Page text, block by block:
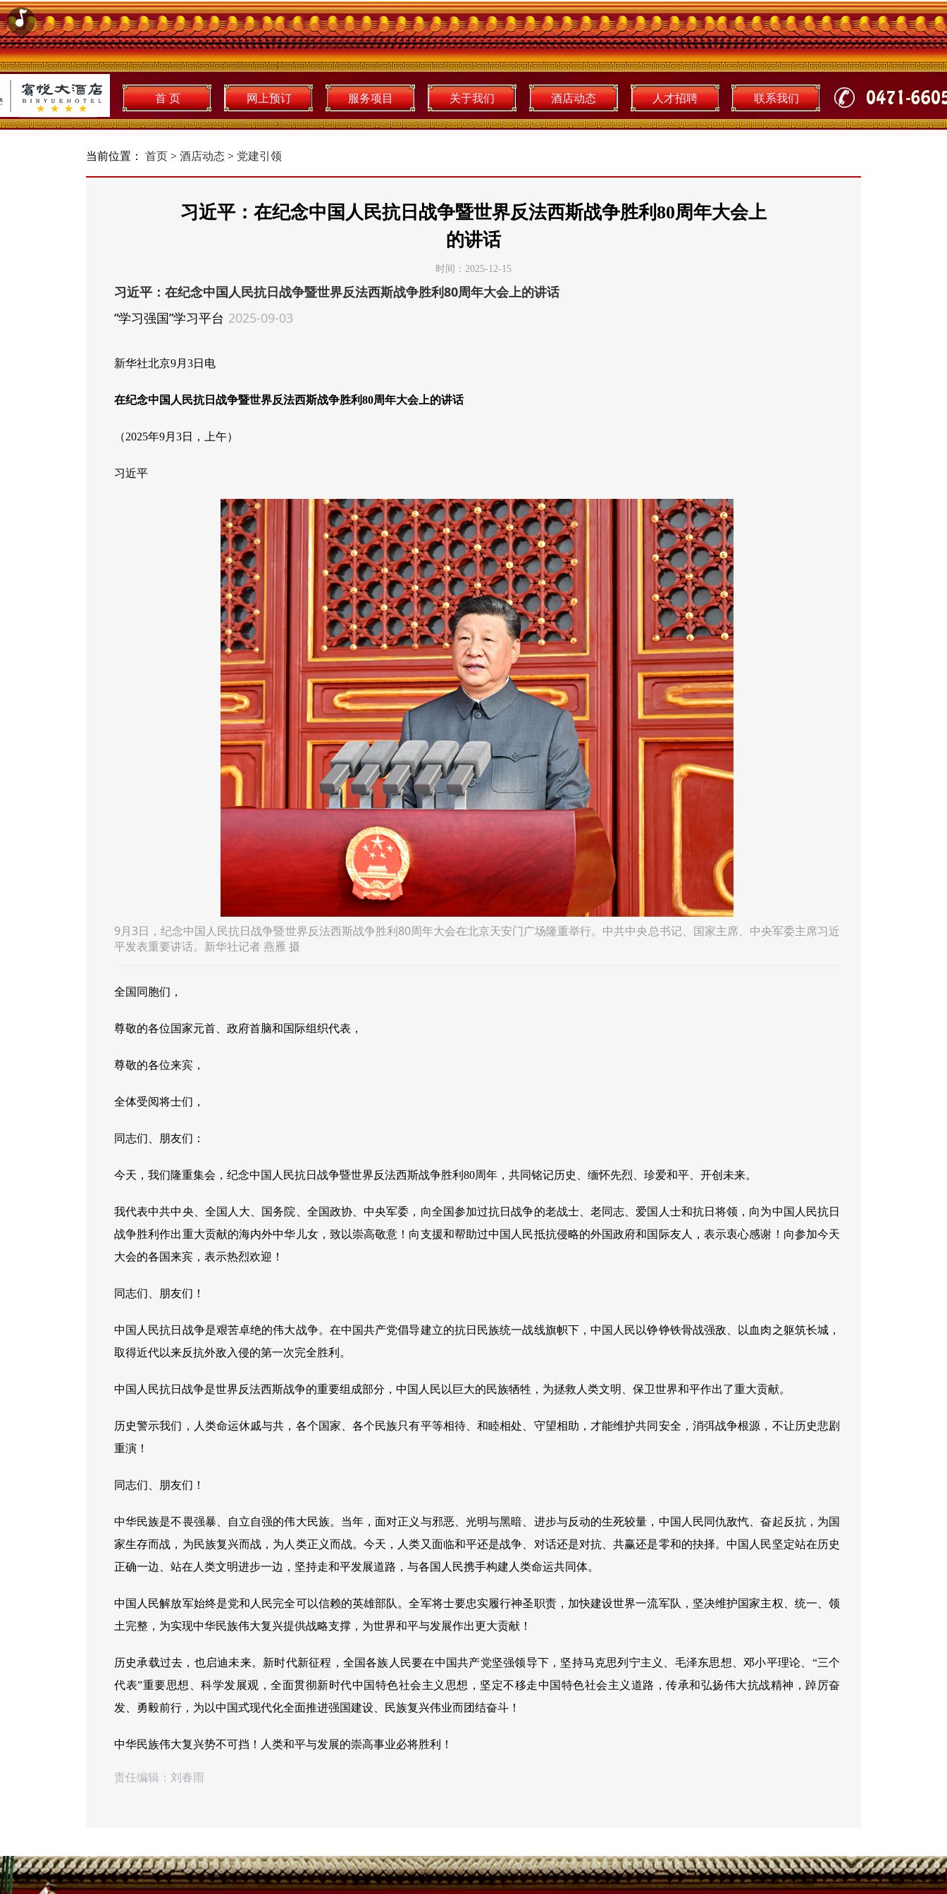
首 页 网上预订 服务项目 关于我们 酒店动态 人才招聘 联系我们
当前位置： 首页 > 酒店动态 > 党建引领
习近平：在纪念中国人民抗日战争暨世界反法西斯战争胜利80周年大会上
的讲话
时间：2025-12-15
习近平：在纪念中国人民抗日战争暨世界反法西斯战争胜利80周年大会上的讲话
“学习强国”学习平台 2025-09-03
新华社北京9月3日电
在纪念中国人民抗日战争暨世界反法西斯战争胜利80周年大会上的讲话
（2025年9月3日，上午）
习近平
9月3日，纪念中国人民抗日战争暨世界反法西斯战争胜利80周年大会在北京天安门广场隆重举行。中共中央总书记、国家主席、中央军委主席习近
平发表重要讲话。新华社记者 燕雁 摄
全国同胞们，
尊敬的各位国家元首、政府首脑和国际组织代表，
尊敬的各位来宾，
全体受阅将士们，
同志们、朋友们：
今天，我们隆重集会，纪念中国人民抗日战争暨世界反法西斯战争胜利80周年，共同铭记历史、缅怀先烈、珍爱和平、开创未来。
我代表中共中央、全国人大、国务院、全国政协、中央军委，向全国参加过抗日战争的老战士、老同志、爱国人士和抗日将领，向为中国人民抗日
战争胜利作出重大贡献的海内外中华儿女，致以崇高敬意！向支援和帮助过中国人民抵抗侵略的外国政府和国际友人，表示衷心感谢！向参加今天
大会的各国来宾，表示热烈欢迎！
同志们、朋友们！
中国人民抗日战争是艰苦卓绝的伟大战争。在中国共产党倡导建立的抗日民族统一战线旗帜下，中国人民以铮铮铁骨战强敌、以血肉之躯筑长城，
取得近代以来反抗外敌入侵的第一次完全胜利。
中国人民抗日战争是世界反法西斯战争的重要组成部分，中国人民以巨大的民族牺牲，为拯救人类文明、保卫世界和平作出了重大贡献。
历史警示我们，人类命运休戚与共，各个国家、各个民族只有平等相待、和睦相处、守望相助，才能维护共同安全，消弭战争根源，不让历史悲剧
重演！
同志们、朋友们！
中华民族是不畏强暴、自立自强的伟大民族。当年，面对正义与邪恶、光明与黑暗、进步与反动的生死较量，中国人民同仇敌忾、奋起反抗，为国
家生存而战，为民族复兴而战，为人类正义而战。今天，人类又面临和平还是战争、对话还是对抗、共赢还是零和的抉择。中国人民坚定站在历史
正确一边、站在人类文明进步一边，坚持走和平发展道路，与各国人民携手构建人类命运共同体。
中国人民解放军始终是党和人民完全可以信赖的英雄部队。全军将士要忠实履行神圣职责，加快建设世界一流军队，坚决维护国家主权、统一、领
土完整，为实现中华民族伟大复兴提供战略支撑，为世界和平与发展作出更大贡献！
历史承载过去，也启迪未来。新时代新征程，全国各族人民要在中国共产党坚强领导下，坚持马克思列宁主义、毛泽东思想、邓小平理论、“三个
代表”重要思想、科学发展观，全面贯彻新时代中国特色社会主义思想，坚定不移走中国特色社会主义道路，传承和弘扬伟大抗战精神，踔厉奋
发、勇毅前行，为以中国式现代化全面推进强国建设、民族复兴伟业而团结奋斗！
中华民族伟大复兴势不可挡！人类和平与发展的崇高事业必将胜利！
责任编辑：刘春雨